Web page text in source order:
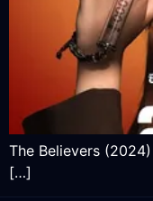
The Believers
[…]